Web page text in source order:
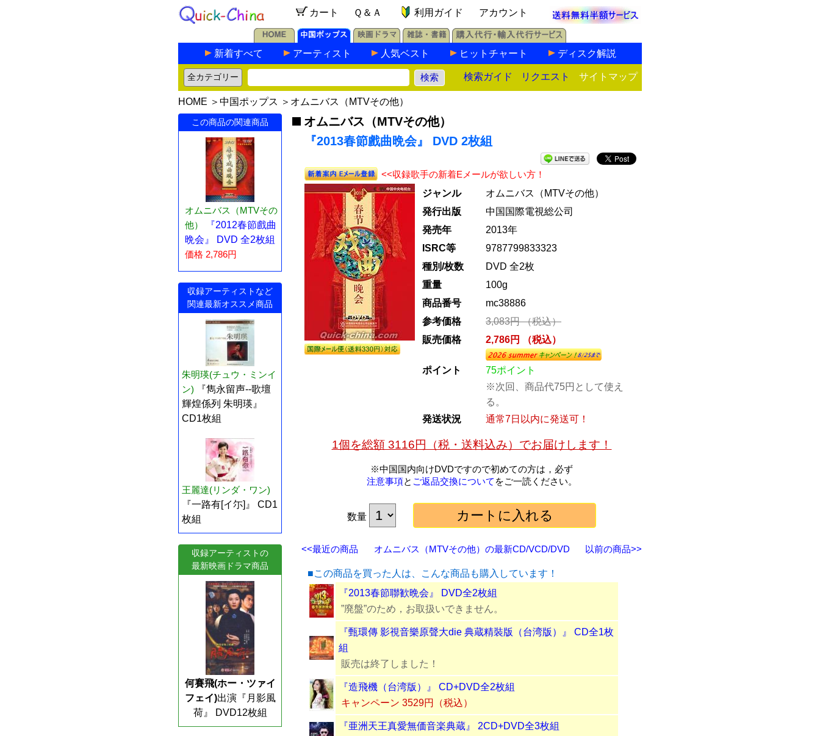
カート Ｑ＆Ａ 利用ガイド アカウント
新着すべて アーティスト 人気ベスト ヒットチャート ディスク解説
検索ガイド リクエスト サイトマップ
HOME ＞ 中国ポップス ＞ オムニバス（MTVその他）
この商品の関連商品
オムニバス（MTVその
他）
『2012春節戲曲
晩会』 DVD 全2枚組
価格 2,786円
収録アーティストなど
関連最新オススメ商品
朱明瑛(チュウ・ミンイ
ン)
『雋永留声--歌壇
輝煌係列 朱明瑛』
CD1枚組
王麗達(リンダ・ワン)
『一路有[イ尓]』 CD1
枚組
収録アーティストの
最新映画ドラマ商品
何賽飛(ホー・ツァイ
フェイ)出演『月影風
荷』 DVD12枚組
オムニバス（MTVその他）
『2013春節戲曲晩会』 DVD 2枚組
<<収録歌手の新着Eメールが欲しい方！
ジャンル
オムニバス（MTVその他）
発行出版
中国国際電視総公司
発売年
2013年
ISRC等
9787799833323
種別/枚数
DVD 全2枚
重量
100g
商品番号
mc38886
参考価格
3,083円 （税込）
販売価格
2,786円 （税込）
ポイント
75ポイント
※次回、商品代75円として使え
る。
発送状況
通常7日以内に発送可！
1個を総額 3116円（税・送料込み）でお届けします！
※中国国内向けDVDですので初めての方は，必ず
注意事項と ご返品交換について をご一読ください。
数量
<<最近の商品 以前の商品>>
オムニバス（MTVその他）の最新CD/VCD/DVD
■この商品を買った人は、こんな商品も購入しています！
『2013春節聯歓晩会』 DVD全2枚組
”廃盤”のため，お取扱いできません。
『甄環傳 影視音樂原聲大die 典蔵精裝版（台湾版）』 CD全1枚
組
販売は終了しました！
『造飛機（台湾版）』 CD+DVD全2枚組
キャンペーン 3529円（税込）
『亜洲天王真愛無価音楽典蔵』 2CD+DVD全3枚組